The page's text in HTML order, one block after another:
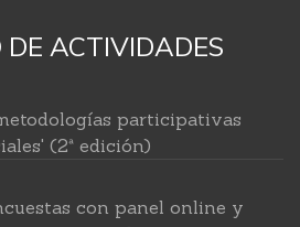
ACTIVIDADES
participativas
(2ª edición)
con panel online y